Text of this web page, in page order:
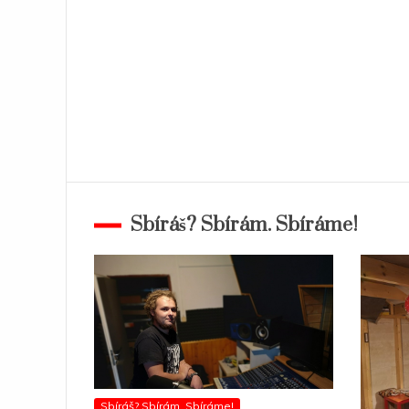
Sbíráš? Sbírám. Sbíráme!
Sbíráš? Sbírám. Sbíráme!